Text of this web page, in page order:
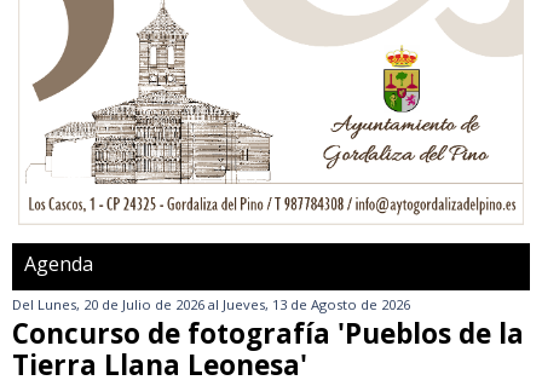
Agenda
Del Lunes, 20 de Julio de 2026 al Jueves, 13 de Agosto de 2026
Concurso de fotografía 'Pueblos de la
Tierra Llana Leonesa'